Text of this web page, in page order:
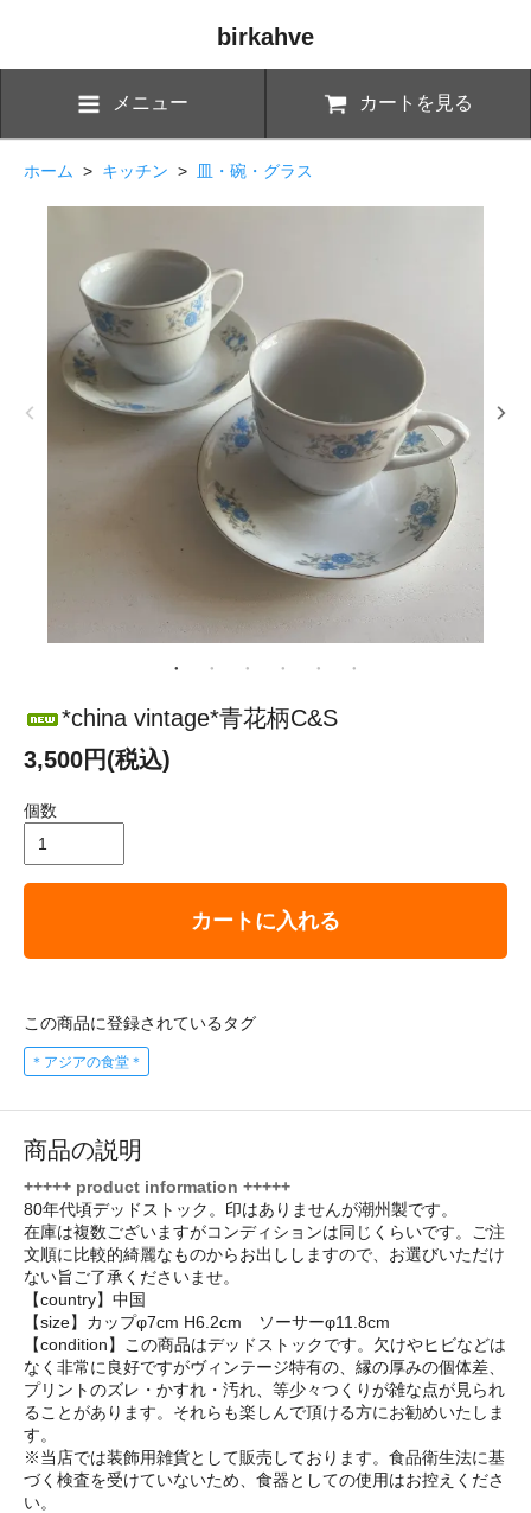
birkahve
メニュー カートを見る
ホーム > キッチン > 皿・碗・グラス
*china vintage*青花柄C&S
3,500円(税込)
個数
カートに入れる
この商品に登録されているタグ
＊アジアの食堂＊
商品の説明
+++++ product information +++++
80年代頃デッドストック。印はありませんが潮州製です。
在庫は複数ございますがコンディションは同じくらいです。ご注
文順に比較的綺麗なものからお出ししますので、お選びいただけ
ない旨ご了承くださいませ。
【country】中国
【size】カップφ7cm H6.2cm ソーサーφ11.8cm
【condition】この商品はデッドストックです。欠けやヒビなどは
なく非常に良好ですがヴィンテージ特有の、縁の厚みの個体差、
プリントのズレ・かすれ・汚れ、等少々つくりが雑な点が見られ
ることがあります。それらも楽しんで頂ける方にお勧めいたしま
す。
※当店では装飾用雑貨として販売しております。食品衛生法に基
づく検査を受けていないため、食器としての使用はお控えくださ
い。